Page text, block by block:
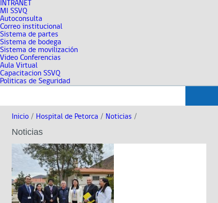
INTRANET
MI SSVQ
Autoconsulta
Correo institucional
Sistema de partes
Sistema de bodega
Sistema de movilización
Video Conferencias
Aula Virtual
Capacitacion SSVQ
Politicas de Seguridad
Inicio / Hospital de Petorca / Noticias /
Noticias